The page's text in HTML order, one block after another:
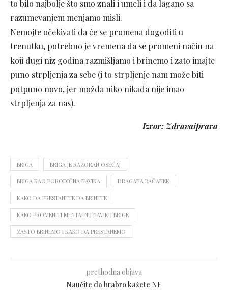
to bilo najbolje što smo znali i umeli i da lagano sa
razumevanjem menjamo misli.
Nemojte očekivati da će se promena dogoditi u
trenutku, potrebno je vremena da se promeni način na
koji dugi niz godina razmišljamo i brinemo i zato imajte
puno strpljenja za sebe (i to strpljenje nam može biti
potpuno novo, jer možda niko nikada nije imao
strpljenja za nas).
Izvor: Zdravaiprava
BRIGA BRIGA JE RAZORAN OSEĆAJ
BRIGA KAO PORODIČNA NAVIKA DRAGANA BAČANEK
KAKO DA PRESTANETE DA BRINETE
KAKO PROMENITI MENTALNU NAVIKU BRIGE
ZAŠTO BRINEMO I KAKO DA PRESTANEMO
prethodna objava
Naučite da hrabro kažete NE